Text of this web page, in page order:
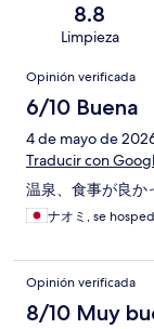
8.8
Limpieza
Opiniones
Opinión verificada
6/10 Buena
4 de mayo de
Traducir con
温泉、食事が良か
ナオミ, se
Opinión verificada
8/10 Muy